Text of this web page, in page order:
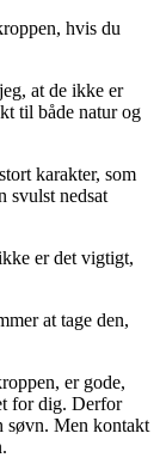
hvis du
at de ikke er
til både natur og
karakter, som
svulst nedsat
er det vigtigt,
at tage den,
er gode,
for dig. Derfor
søvn. Men kontakt